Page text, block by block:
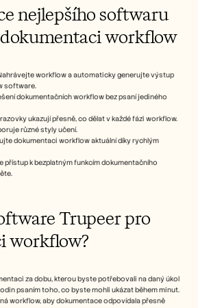
nejlepšího softwaru
workflow
workflow a automaticky generujte výstup
software.
dokumentačních workflow bez psaní jediného
ukazují přesně, co dělat v každé fázi workflow.
různé styly učení.
dokumentaci workflow aktuální díky rychlým
přístup k bezplatným funkcím dokumentačního
Trupeer pro
workflow?
za dobu, kterou byste potřebovali na daný úkol
psaním toho, co byste mohli ukázat během minut.
workflow, aby dokumentace odpovídala přesně